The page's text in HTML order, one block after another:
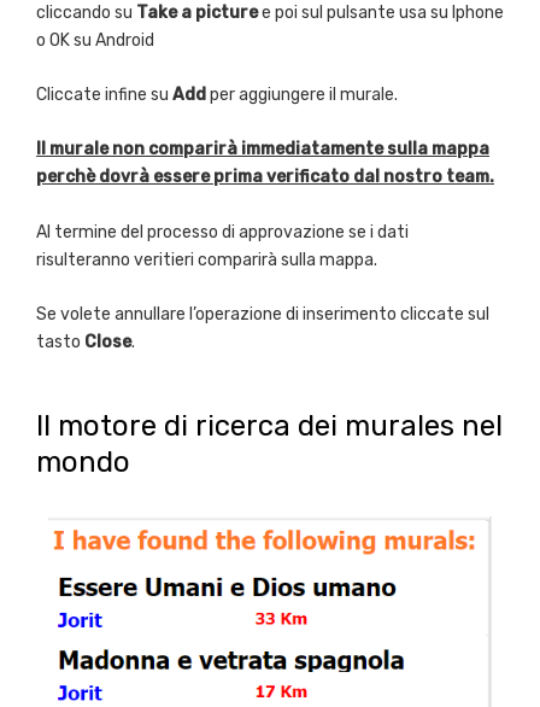
cliccando su Take a picturee poi sul pulsante usa su Iphone
o OK su Android
Cliccate infine su Add per aggiungere il murale.
Il murale non comparirà immediatamente sulla mappa
perchè dovrà essere prima verificato dal nostro team.
Al termine del processo di approvazione se i dati
risulteranno veritieri comparirà sulla mappa.
Se volete annullare l’operazione di inserimento cliccate sul
tasto Close.
Il motore di ricerca dei murales nel
mondo